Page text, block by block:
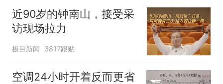
近90岁的钟南山，接受采
访现场拉力
极目新闻 3817跟贴
空调24小时开着反而更省